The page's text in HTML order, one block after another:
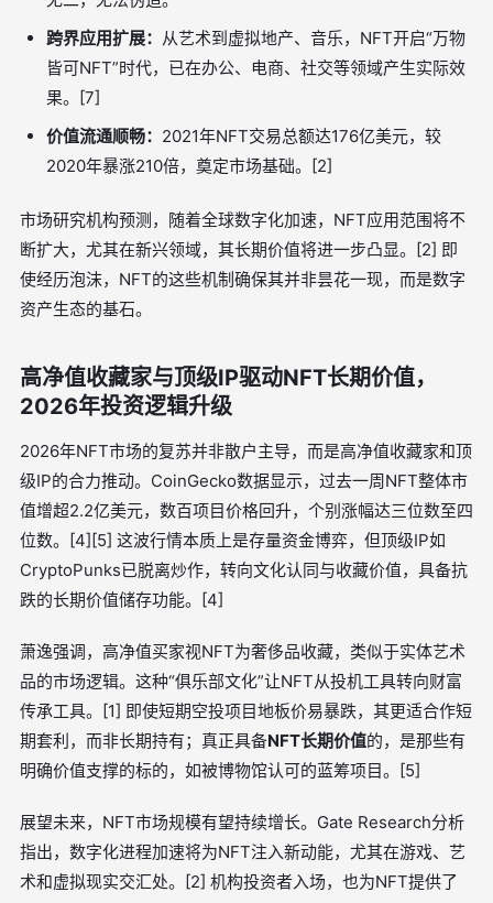
跨界应用扩展： 从艺术到虚拟地产、音乐，NFT开启“万物
皆可NFT”时代，已在办公、电商、社交等领域产生实际效
果。[7]
价值流通顺畅： 2021年NFT交易总额达176亿美元，较
2020年暴涨210倍，奠定市场基础。[2]
市场研究机构预测，随着全球数字化加速，NFT应用范围将不
断扩大，尤其在新兴领域，其长期价值将进一步凸显。[2] 即
使经历泡沫，NFT的这些机制确保其并非昙花一现，而是数字
资产生态的基石。
高净值收藏家与顶级IP驱动NFT长期价值，
2026年投资逻辑升级
2026年NFT市场的复苏并非散户主导，而是高净值收藏家和顶
级IP的合力推动。CoinGecko数据显示，过去一周NFT整体市
值增超2.2亿美元，数百项目价格回升，个别涨幅达三位数至四
位数。[4][5] 这波行情本质上是存量资金博弈，但顶级IP如
CryptoPunks已脱离炒作，转向文化认同与收藏价值，具备抗
跌的长期价值储存功能。[4]
萧逸强调，高净值买家视NFT为奢侈品收藏，类似于实体艺术
品的市场逻辑。这种“俱乐部文化”让NFT从投机工具转向财富
传承工具。[1] 即使短期空投项目地板价易暴跌，其更适合作短
期套利，而非长期持有；真正具备NFT长期价值的，是那些有
明确价值支撑的标的，如被博物馆认可的蓝筹项目。[5]
展望未来，NFT市场规模有望持续增长。Gate Research分析
指出，数字化进程加速将为NFT注入新动能，尤其在游戏、艺
术和虚拟现实交汇处。[2] 机构投资者入场，也为NFT提供了